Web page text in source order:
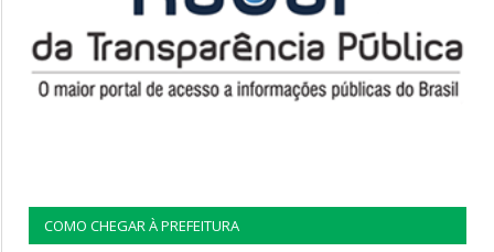
COMO CHEGAR À PREFEITURA